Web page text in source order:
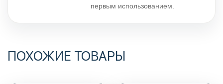
первым использованием.
ПОХОЖИЕ ТОВАРЫ